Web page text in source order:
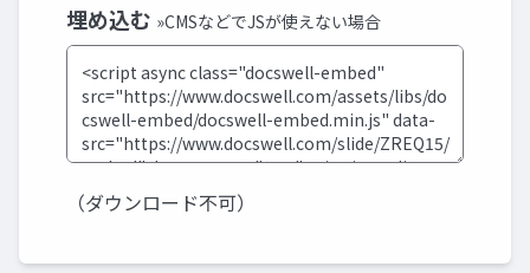
埋め込む »CMSなどでJSが使えない場合
（ダウンロード不可）